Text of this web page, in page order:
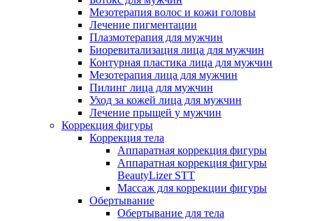
Мезотерапия волос и кожи головы
Лечение пигментации
Плазмотерапия для мужчин
Биоревитализация лица для мужчин
Контурная пластика лица для мужчин
Мезотерапия лица для мужчин
Пилинг лица для мужчин
Уход за кожей лица для мужчин
Лечение прыщей у мужчин
Коррекция фигуры
Коррекция тела
Аппаратная коррекция фигуры
Аппаратная коррекция фигуры
BeautyLizer STT
Массаж для коррекции фигуры
Обертывание
Обертывание для тела